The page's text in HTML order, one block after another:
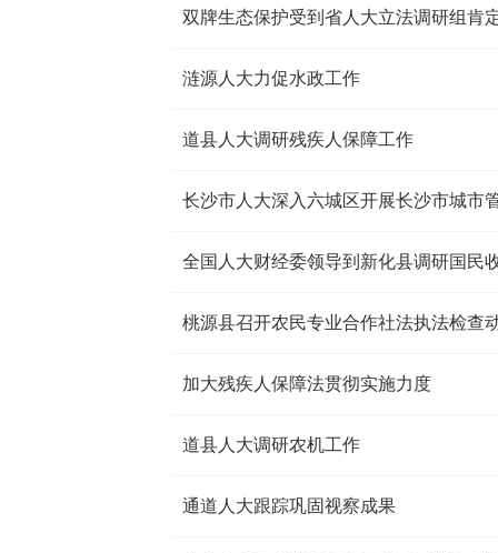
双牌生态保护受到省人大立法调研组肯
涟源人大力促水政工作
道县人大调研残疾人保障工作
长沙市人大深入六城区开展长沙市城市
全国人大财经委领导到新化县调研国民
桃源县召开农民专业合作社法执法检查
加大残疾人保障法贯彻实施力度
道县人大调研农机工作
通道人大跟踪巩固视察成果